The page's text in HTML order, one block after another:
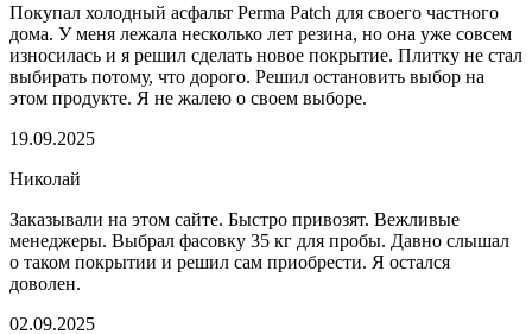
Покупал холодный асфальт Perma Patch для своего частного
дома. У меня лежала несколько лет резина, но она уже совсем
износилась и я решил сделать новое покрытие. Плитку не стал
выбирать потому, что дорого. Решил остановить выбор на
этом продукте. Я не жалею о своем выборе.
19.09.2025
Николай
Заказывали на этом сайте. Быстро привозят. Вежливые
менеджеры. Выбрал фасовку 35 кг для пробы. Давно слышал
о таком покрытии и решил сам приобрести. Я остался
доволен.
02.09.2025